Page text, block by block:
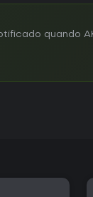
quando